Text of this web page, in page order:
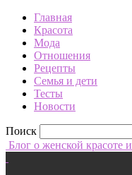
Главная
Красота
Мода
Отношения
Рецепты
Семья и дети
Тесты
Новости
Поиск
Блог о женской